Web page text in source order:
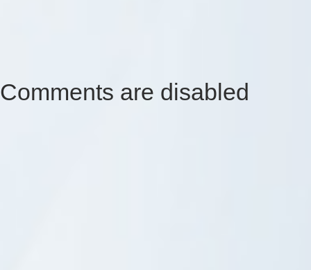
Comments are disabled